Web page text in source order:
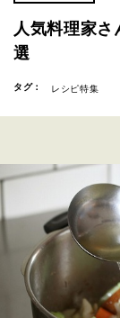
人気料理家
選
タグ： レシピ特集